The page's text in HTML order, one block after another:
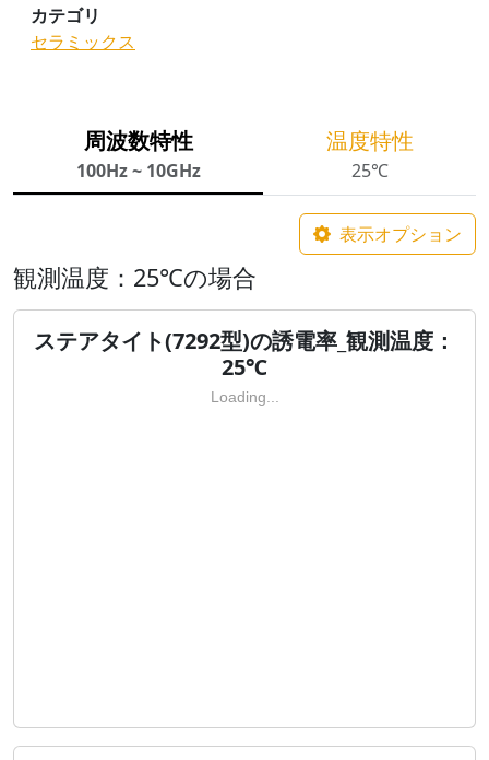
カテゴリ
セラミックス
周波数特性
100Hz ~ 10GHz
温度特性
25℃
表示オプション
観測温度：25℃の場合
ステアタイト(7292型)の誘電率_観測温度：
25℃
Loading...